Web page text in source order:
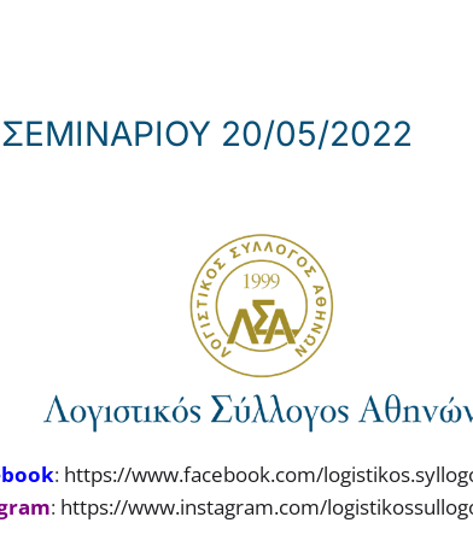
20/05/2022
: https://www.facebook.com/
: https://www.instagram.com/